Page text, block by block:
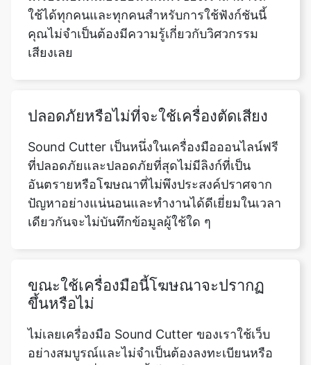
ปลอดภัยหรือไม่ที่จะใช้เครื่องตัดเสียง
ที่ปลอดภัยและปลอดภัยที่สุดไม่มีลิงก์ที่เป็น
อันตรายหรือโฆษณาที่ไม่พึงประสงค์ปราศจาก
ปัญหาอย่างแน่นอนและทำงานได้ดีเยี่ยมในเวลา
เดียวกันจะไม่บันทึกข้อมูลผู้ใช้ใด ๆ
ขณะใช้เครื่องมือนี้โฆษณาจะปรากฏ
ไม่เลยเครื่องมือ Sound Cutter ของเราใช้เว็บ
อย่างสมบูรณ์และไม่จำเป็นต้องลงทะเบียนหรือ
ลงทะเบียนเพิ่มเติมดังนั้นไม่มีโฆษณาจะปรากฏ
ขึ้นหากคุณใช้เครื่องมือนี้